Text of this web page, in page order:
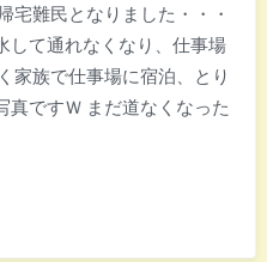
宅難民となりました・・・
して通れなくなり、仕事場
家族で仕事場に宿泊、とり
真ですＷ まだ道なくなった